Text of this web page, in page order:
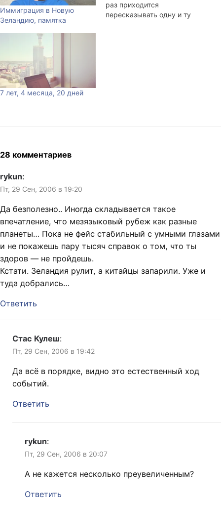
Иммиграция в Новую
Зеландию, памятка
раз приходится
пересказывать одну и ту
7 лет, 4 месяца, 20 дней
28 комментариев
rykun:
Пт, 29 Сен, 2006 в 19:20
Да безполезно.. Иногда складывается такое
впечатление, что мезязыковый рубеж как разные
планеты… Пока не фейс стабильный с умными глазами
и не покажешь пару тысяч справок о том, что ты
здоров — не пройдешь.
Кстати. Зеландия рулит, а китайцы запарили. Уже и
туда добрались…
Ответить
Стас Кулеш:
Пт, 29 Сен, 2006 в 19:42
Да всё в порядке, видно это естественный ход
событий.
Ответить
rykun:
Пт, 29 Сен, 2006 в 20:07
А не кажется несколько преувеличенным?
Ответить